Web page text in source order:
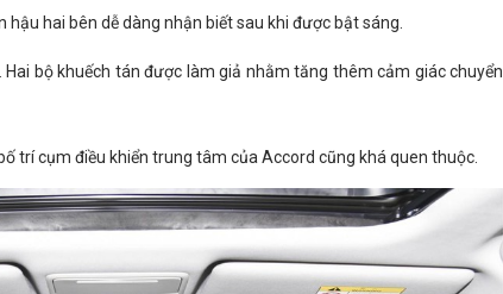
hai bên dễ dàng nhận biết sau khi được bật sáng.
bộ khuếch tán được làm giả nhằm tăng thêm cảm giác chuyển
trí cụm điều khiển trung tâm của Accord cũng khá quen thuộc.